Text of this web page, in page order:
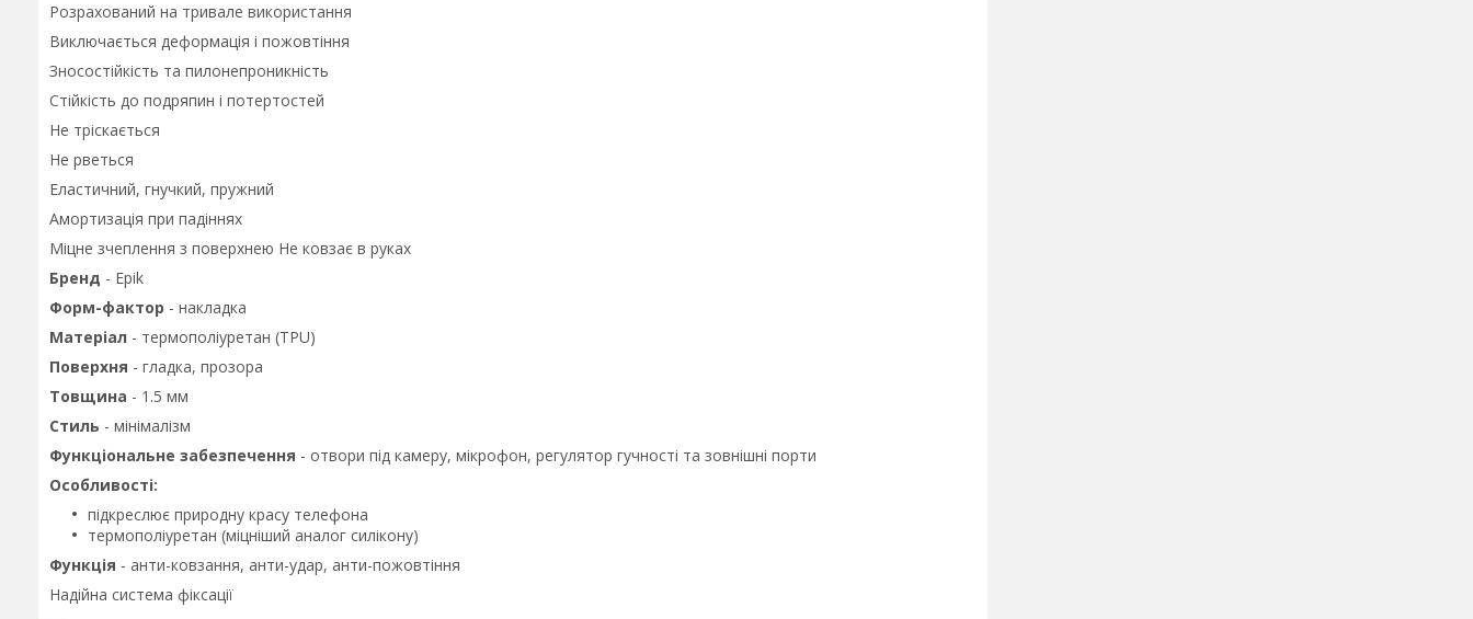
Розрахований на тривале використання
Виключається деформація і пожовтіння
Зносостійкість та пилонепроникність
Стійкість до подряпин і потертостей
Не тріскається
Не рветься
Еластичний, гнучкий, пружний
Амортизація при падіннях
Міцне зчеплення з поверхнею Не ковзає в руках
Бренд - Epik
Форм-фактор - накладка
Матеріал - термополiуретан (TPU)
Поверхня - гладка, прозора
Товщина - 1.5 мм
Стиль - мінімалізм
Функціональне забезпечення - отвори під камеру, мікрофон, регулятор гучності та зовнішні порти
Особливості:
підкреслює природну красу телефона
термополiуретан (міцніший аналог силікону)
Функція - анти-ковзання, анти-удар, анти-пожовтіння
Надійна система фіксації